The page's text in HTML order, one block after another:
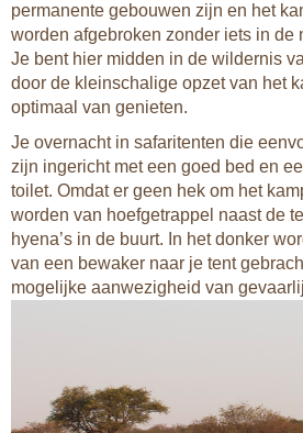
permanente gebouwen zijn en het
worden afgebroken zonder iets in de
Je bent hier midden in de wildernis
door de kleinschalige opzet van het
optimaal van genieten.
Je overnacht in safaritenten die
zijn ingericht met een goed bed en
toilet. Omdat er geen hek om het
worden van hoefgetrappel naast de
hyena’s in de buurt. In het donker
van een bewaker naar je tent
mogelijke aanwezigheid van